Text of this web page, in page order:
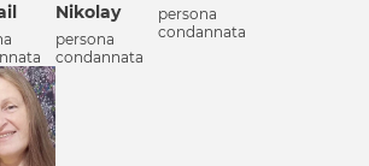
Nikolay
persona
condannata
persona
condannata